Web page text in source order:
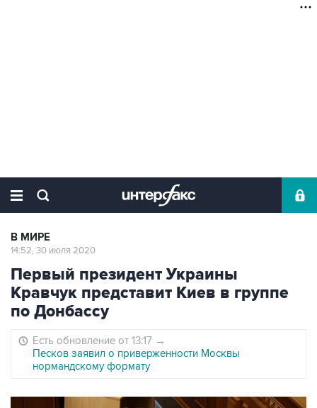
В МИРЕ
14:52, 30 июля 2020
Первый президент Украины
Кравчук представит Киев в группе
по Донбассу
Есть обновление от 13:17 →
Песков заявил о приверженности Москвы
нормандскому формату